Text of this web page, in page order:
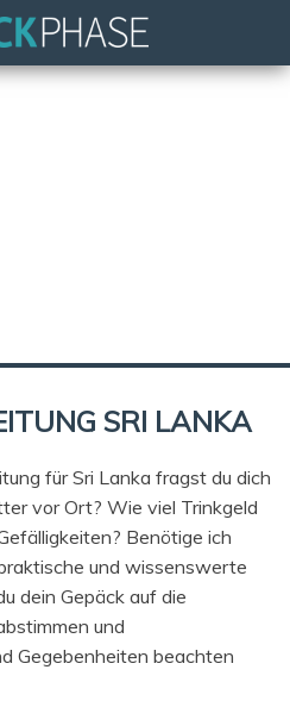
SRI LANKA
für Sri Lanka fragst du dich
vor Ort? Wie viel Trinkgeld
Benötige ich
und wissenswerte
dein Gepäck auf die
und
Gegebenheiten beachten